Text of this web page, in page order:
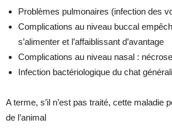
Problèmes pulmonaires (infection des
Complications au niveau buccal
s’alimenter et l’affaiblissant d’avantage
Complications au niveau nasal :
Infection bactériologique du chat
A terme, s’il n’est pas traité, cette maladie
de l’animal